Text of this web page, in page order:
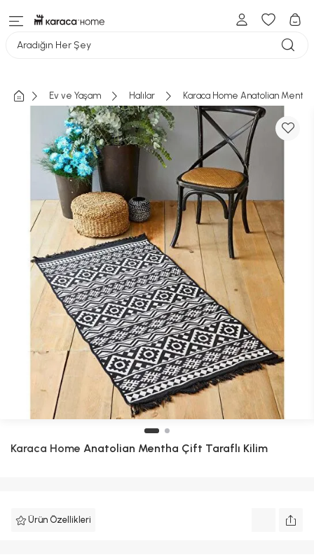
Aradığın Her Şey
Ev ve Yaşam Halılar Karaca Home Anatolian
Karaca Home Anatolian Mentha Çift Taraflı Kilim
Ürün Özellikleri